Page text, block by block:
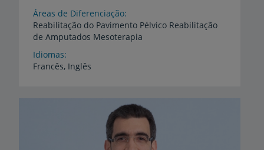
Áreas de Diferenciação
Reabilitação do Pavimento Pélvico Reabilitação
de Amputados Mesoterapia
Idiomas
Francês, Inglês